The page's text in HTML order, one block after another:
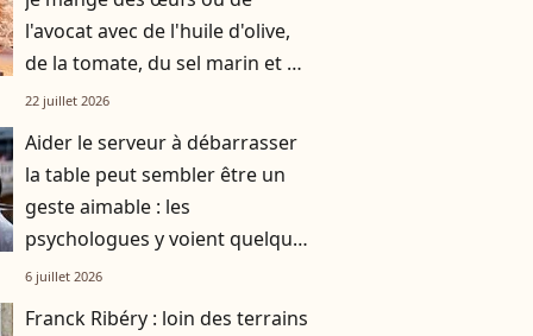
l'avocat avec de l'huile d'olive,
de la tomate, du sel marin et un
smoothie"
22 juillet 2026
Aider le serveur à débarrasser
la table peut sembler être un
geste aimable : les
psychologues y voient quelque
chose de bien plus profond.
6 juillet 2026
Franck Ribéry : loin des terrains